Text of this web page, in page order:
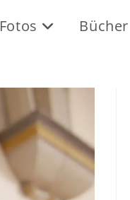
Fotos Bücher